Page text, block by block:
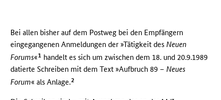
Bei allen bisher auf dem Postweg bei den Empfängern
eingegangenen Anmeldungen der »Tätigkeit desNeuen
Forums«1 handelt es sich um zwischen dem 18. und 20.9.1989
datierte Schreiben mit dem Text »Aufbruch 89 –Neues
Forum« als Anlage.2